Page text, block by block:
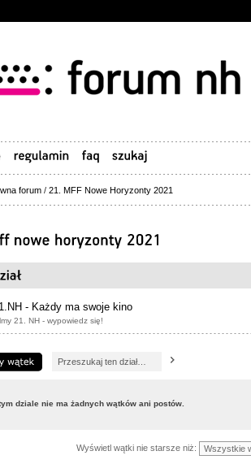
forum / 21. MFF Nowe Horyzonty 2021
- Każdy ma swoje kino
21. NH - wypowiedz się!
dziale nie ma żadnych wątków ani postów.
Wyświetl wątki nie starsze niż: